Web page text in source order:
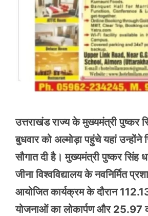
उत्तराखंड राज्य के मुख्यमंत्री पुष्कर
बुधवार को अल्मोड़ा पहुंचे यहां
सौगात दी है। मुख्यमंत्री पुष्कर सिंह
जीना विश्वविद्यालय के नवनिर्मित
आयोजित कार्यक्रम के दौरान
योजनाओं का लोकार्पण और 25.97